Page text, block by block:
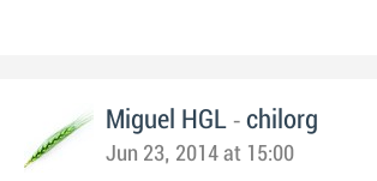
Miguel HGL - chilorg
Jun 23, 2014 at 15:00